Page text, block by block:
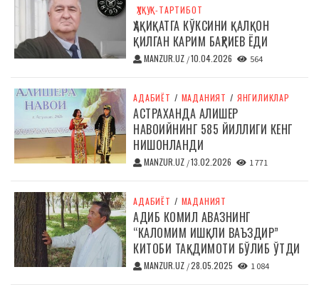
ҲУҚУҚ-ТАРТИБОТ
ҲАҚИҚАТГА КЎКСИНИ ҚАЛҚОН
ҚИЛГАН КАРИМ БАҲРИЕВ ЁДИ
MANZUR.UZ /10.04.2026 564
АДАБИЁТ / МАДАНИЯТ / ЯНГИЛИКЛАР
АСТРАХАНДА АЛИШЕР
НАВОИЙНИНГ 585 ЙИЛЛИГИ КЕНГ
НИШОНЛАНДИ
MANZUR.UZ /13.02.2026 1 771
АДАБИЁТ / МАДАНИЯТ
АДИБ КОМИЛ АВАЗНИНГ
“КАЛОМИМ ИШҚЛИ ВАЪЗДИР”
КИТОБИ ТАҚДИМОТИ БЎЛИБ ЎТДИ
MANZUR.UZ /28.05.2025 1 084